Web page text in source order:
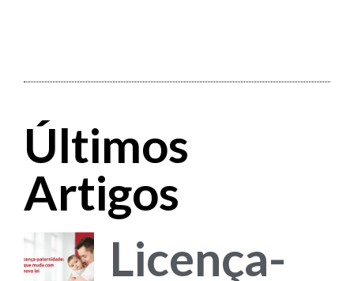
Últimos
Artigos
Licença-